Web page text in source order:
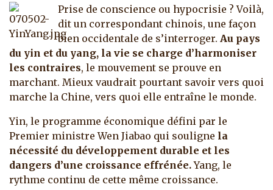
Prise de conscience ou hypocrisie ? Voilà,
dit un correspondant chinois, une façon
bien occidentale de s’interroger. Au pays
du yin et du yang, la vie se charge d’harmoniser
les contraires, le mouvement se prouve en
marchant. Mieux vaudrait pourtant savoir vers quoi
marche la Chine, vers quoi elle entraîne le monde.
Yin, le programme économique défini par le
Premier ministre Wen Jiabao qui souligne la
nécessité du développement durable et les
dangers d’une croissance effrénée.Yang, le
rythme continu de cette même croissance.